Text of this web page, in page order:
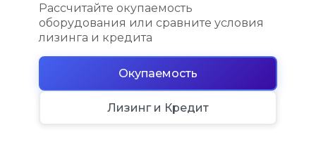
Рассчитайте окупаемость
оборудования или сравните условия
лизинга и кредита
Окупаемость
Лизинг и Кредит